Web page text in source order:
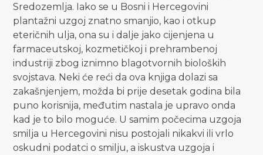
Sredozemlja. Iako se u Bosni i Hercegovini
plantažni uzgoj znatno smanjio, kao i otkup
eteričnih ulja, ona su i dalje jako cijenjena u
farmaceutskoj, kozmetičkoj i prehrambenoj
industriji zbog iznimno blagotvornih bioloških
svojstava. Neki će reći da ova knjiga dolazi sa
zakašnjenjem, možda bi prije desetak godina bila
puno korisnija, međutim nastala je upravo onda
kad je to bilo moguće. U samim počecima uzgoja
smilja u Hercegovini nisu postojali nikakvi ili vrlo
oskudni podatci o smilju, a iskustva uzgoja i